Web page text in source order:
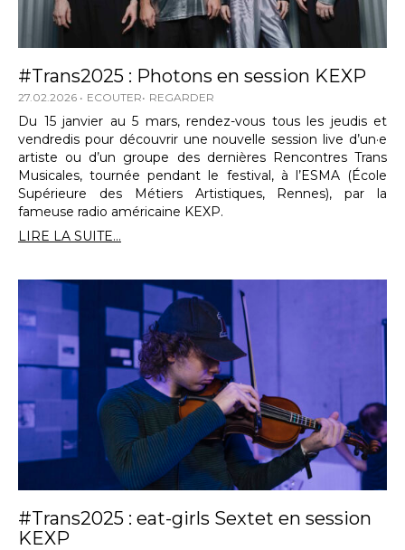
#Trans2025 : Photons en session KEXP
27.02.2026 ECOUTER REGARDER
Du 15 janvier au 5 mars, rendez-vous tous les jeudis et
vendredis pour découvrir une nouvelle session live d’un·e
artiste ou d’un groupe des dernières Rencontres Trans
Musicales, tournée pendant le festival, à l’ESMA (École
Supérieure des Métiers Artistiques, Rennes), par la
fameuse radio américaine KEXP.
LIRE LA SUITE...
#Trans2025 : eat-girls Sextet en session
KEXP